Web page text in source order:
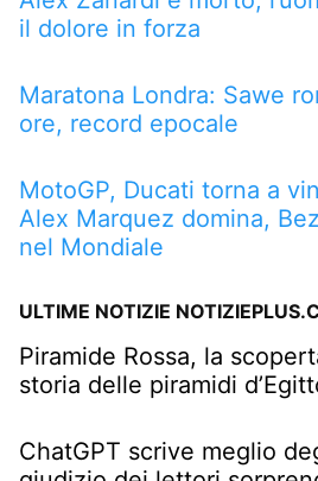
il dolore in forza
Maratona Londra: Sawe
ore, record epocale
MotoGP, Ducati torna a
Alex Marquez domina,
nel Mondiale
ULTIME NOTIZIE
Piramide Rossa, la
storia delle piramidi
ChatGPT scrive meglio